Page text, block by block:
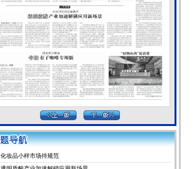
化妆品小样市场待规范